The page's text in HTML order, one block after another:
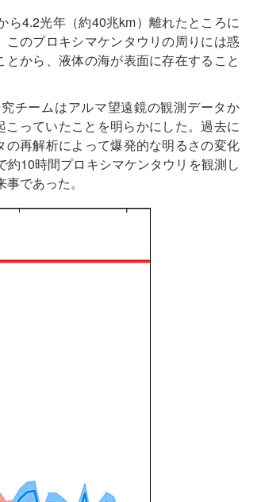
4.2光年（約40兆km）離れたところに
のプロキシマケンタウリの周りには惑
から、液体の海が表面に存在すること
チームはアルマ望遠鏡の観測データか
っていたことを明らかにした。過去に
再解析によって爆発的な明るさの変化
10時間プロキシマケンタウリを観測し
であった。